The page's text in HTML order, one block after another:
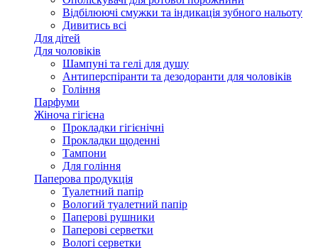
Відбілюючі смужки та індикація зубного нальоту
Дивитись всі
Для дітей
Для чоловіків
Шампуні та гелі для душу
Антиперспіранти та дезодоранти для чоловіків
Гоління
Парфуми
Жіноча гігієна
Прокладки гігієнічні
Прокладки щоденні
Тампони
Для гоління
Паперова продукція
Туалетний папір
Вологий туалетний папір
Паперові рушники
Паперові серветки
Вологі серветки